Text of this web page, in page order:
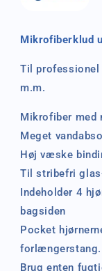
Mikrofiberklud
Til professionel
m.m.
Mikrofiber med
Meget
Høj væske
Til stribefri
Indeholder 4
bagsiden
Pocket
forlængerstang.
Brug enten